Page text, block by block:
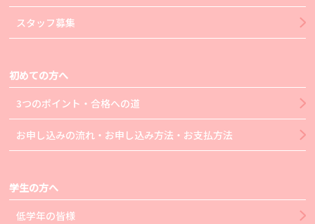
スタッフ募集
初めての方へ
3つのポイント・合格への道
お申し込みの流れ・お申し込み方法・お支払方法
学生の方へ
低学年の皆様